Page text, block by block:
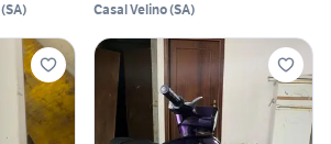
(SA) Casal Velino(SA)